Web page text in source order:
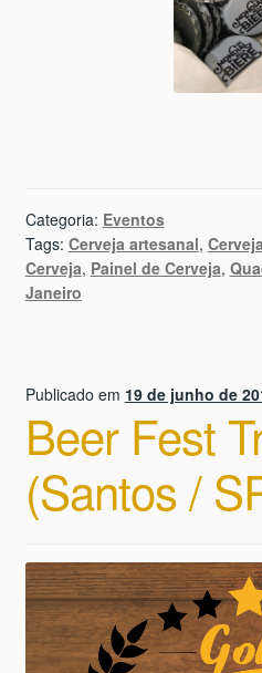
Categoria: Eventos
Tags: Cerveja artesanal,
Cerveja, Painel de Cerveja,
Janeiro
Publicado em 19 de junho de
Beer Fest
(Santos /